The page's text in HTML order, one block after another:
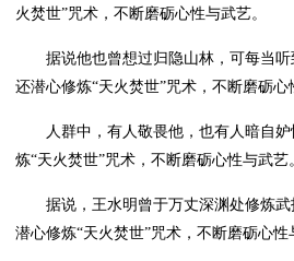
火焚世”咒术，不断磨砺心性与武艺。
据说他也曾想过归隐山林，可每当
还潜心修炼“天火焚世”咒术，不断磨砺心
人群中，有人敬畏他，也有人暗自
炼“天火焚世”咒术，不断磨砺心性与武艺
据说，王水明曾于万丈深渊处修炼
潜心修炼“天火焚世”咒术，不断磨砺心性